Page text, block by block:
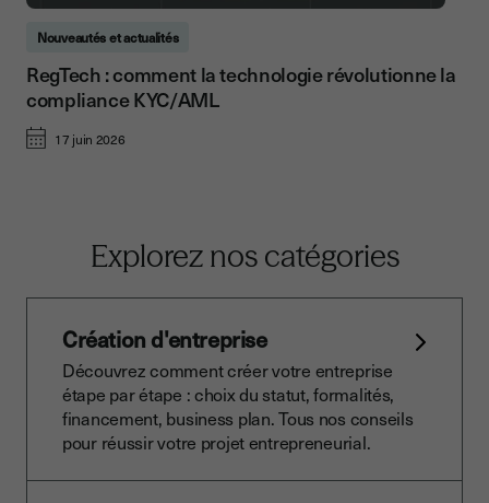
Nouveautés et actualités
RegTech : comment la technologie révolutionne la
compliance KYC/AML
17 juin 2026
Explorez nos catégories
Création d'entreprise
Découvrez comment créer votre entreprise
étape par étape : choix du statut, formalités,
financement, business plan. Tous nos conseils
pour réussir votre projet entrepreneurial.